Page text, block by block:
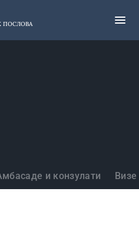
ПОСЛОВА
и конзулати